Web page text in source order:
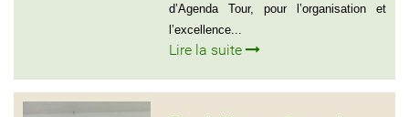
d’Agenda Tour, pour l’organisation et
l’excellence...
Lire la suite